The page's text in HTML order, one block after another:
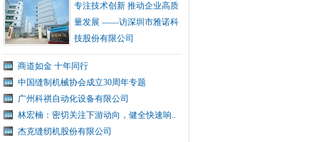
专注技术创新 推动企业高质
量发展 ——访深圳市雅诺科
技股份有限公司
商道如金 十年同行
中国缝制机械协会成立30周年专题
广州科祺自动化设备有限公司
林宏楠：密切关注下游动向，健全快速响..
杰克缝纫机股份有限公司